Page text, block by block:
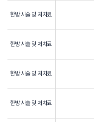
한방 시술 및 처치료
한방 시술 및 처치료
한방 시술 및 처치료
한방 시술 및 처치료